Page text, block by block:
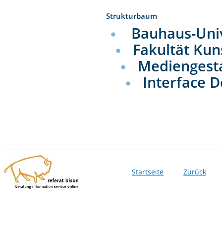
Strukturbaum
Bauhaus-
Fakultät
Interface
Startseite Zurück